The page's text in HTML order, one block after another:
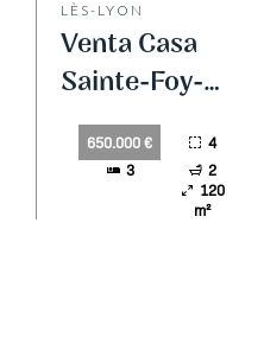
LÈS-LYON
Venta Casa
Sainte-Foy-
lès-Lyon
650.000 €
4
3
2
120
m²